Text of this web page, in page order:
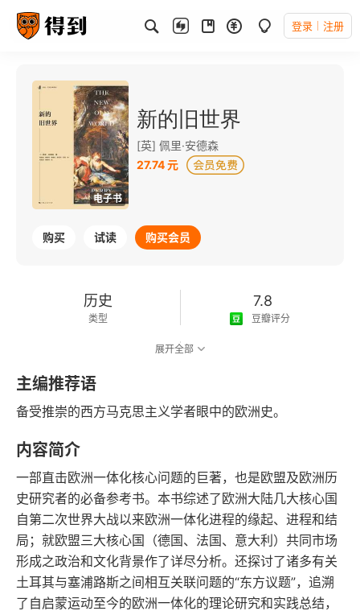
登录 注册
电子书
新的旧世界
[英] 佩里·安德森
27.74 元
购买 试读 购买会员
历史
类型
7.8
豆瓣评分
2017-07-01
发行日期
展开全部
主编推荐语
备受推崇的西方马克思主义学者眼中的欧洲史。
内容简介
一部直击欧洲一体化核心问题的巨著，也是欧盟及欧洲历
史研究者的必备参考书。本书综述了欧洲大陆几大核心国
自第二次世界大战以来欧洲一体化进程的缘起、进程和结
局；就欧盟三大核心国（德国、法国、意大利）共同市场
形成之政治和文化背景作了详尽分析。还探讨了诸多有关
土耳其与塞浦路斯之间相互关联问题的“东方议题”，追溯
了自启蒙运动至今的欧洲一体化的理论研究和实践总结，